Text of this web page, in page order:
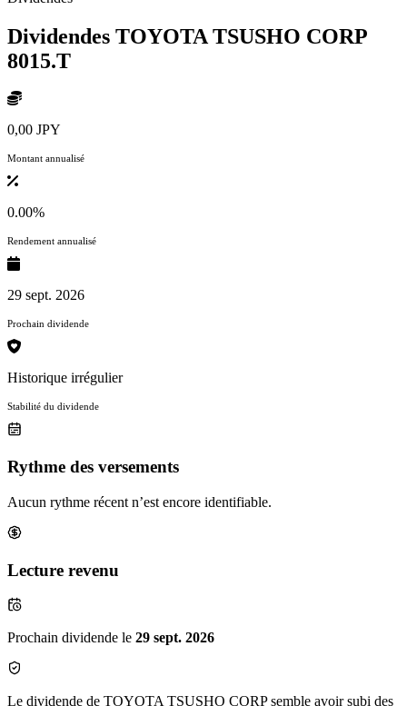
Dividendes TOYOTA TSUSHO CORP
8015.T
0,00 JPY
Montant annualisé
0.00%
Rendement annualisé
29 sept. 2026
Prochain dividende
Historique irrégulier
Stabilité du dividende
Rythme des versements
Aucun rythme récent n’est encore identifiable.
Lecture revenu
Prochain dividende le 29 sept. 2026
Le dividende de TOYOTA TSUSHO CORP semble avoir subi des